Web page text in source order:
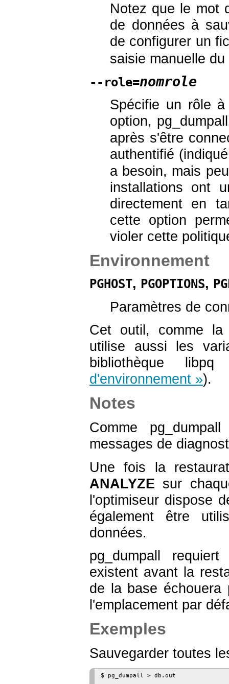
Notez que le mot
de données à
de configurer un
saisie manuelle
--role=nomrole
Spécifie un rôle
option, pg_dumpall
après s'être
authentifié
a besoin, mais
installations ont
directement en
cette option
violer cette
Environnement
PGHOST, PGOPTIONS,
Paramètres de
Cet outil, comme
utilise aussi les
bibliothèque
libpq
d'environnement »).
Notes
Comme pg_dumpall
messages de
Une fois la
ANALYZE sur
l'optimiseur dispose
également être
données.
pg_dumpall
requiert
existent avant la
de la base
l'emplacement par
Exemples
Sauvegarder toutes
$ pg_dumpall > db.out